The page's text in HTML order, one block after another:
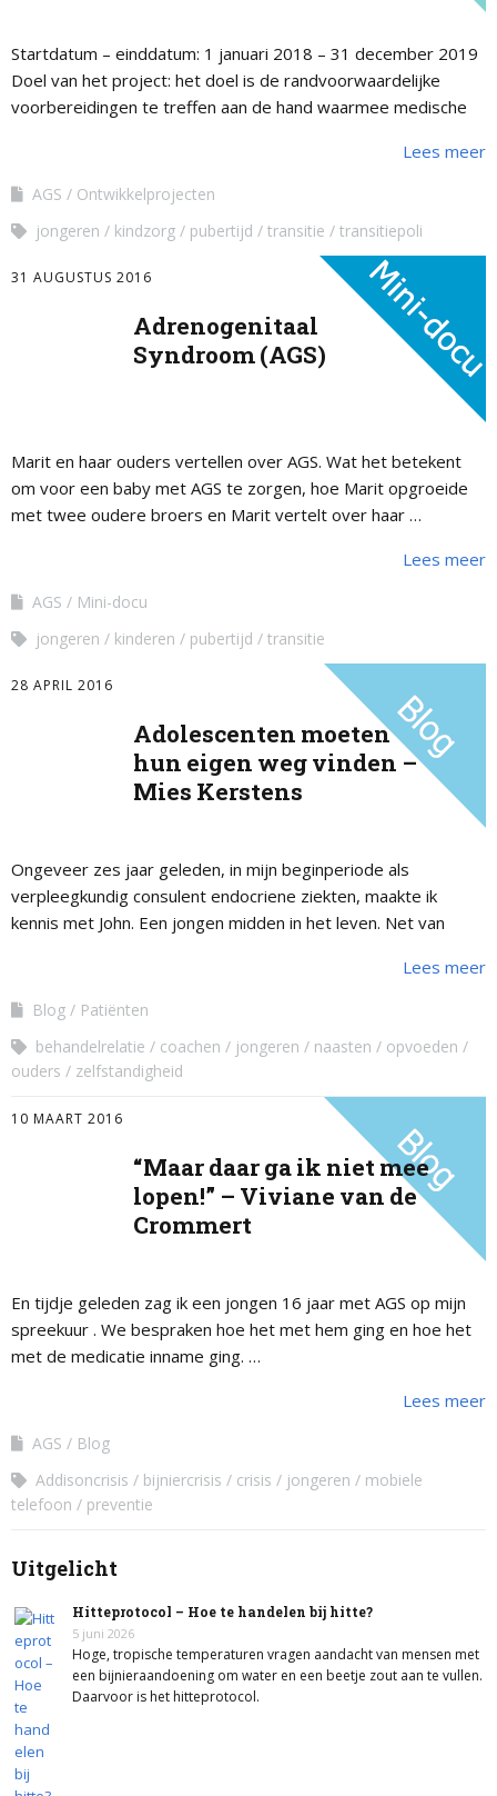
Startdatum – einddatum: 1 januari 2018 – 31 december 2019
Doel van het project: het doel is de randvoorwaardelijke
voorbereidingen te treffen aan de hand waarmee medische
Lees meer
AGS
Ontwikkelprojecten
jongeren
kindzorg pubertijd transitie transitiepoli
31 AUGUSTUS 2016
Adrenogenitaal
Syndroom (AGS)
Marit en haar ouders vertellen over AGS. Wat het betekent
om voor een baby met AGS te zorgen, hoe Marit opgroeide
met twee oudere broers en Marit vertelt over haar …
Lees meer
AGS
Mini-docu
jongeren
kinderen pubertijd transitie
28 APRIL 2016
Adolescenten moeten
hun eigen weg vinden –
Mies Kerstens
Ongeveer zes jaar geleden, in mijn beginperiode als
verpleegkundig consulent endocriene ziekten, maakte ik
kennis met John. Een jongen midden in het leven. Net van
hij heel serieus. Hij is trots op zijn eerste zelfstandige
woonruimte. Hij voelt zich goed, zegt hij.
Lees meer
Blog
Patiënten
behandelrelatie
coachen jongeren naasten
opvoeden
ouders
zelfstandigheid
10 MAART 2016
“Maar daar ga ik niet mee
lopen!” – Viviane van de
Crommert
En tijdje geleden zag ik een jongen 16 jaar met AGS op mijn
spreekuur . We bespraken hoe het met hem ging en hoe het
met de medicatie inname ging. …
Lees meer
AGS
Blog
Addisoncrisis
bijniercrisis crisis jongeren
mobiele
telefoon
preventie
Uitgelicht
Hitteprotocol – Hoe te handelen bij hitte?
5 juni 2026
Hoge, tropische temperaturen vragen aandacht van mensen met
een bijnieraandoening om water en een beetje zout aan te vullen.
Daarvoor is het hitteprotocol.